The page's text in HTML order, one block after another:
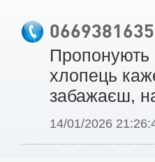
0669381635
Пропонують
хлопець
забажаєш,
14/01/2026